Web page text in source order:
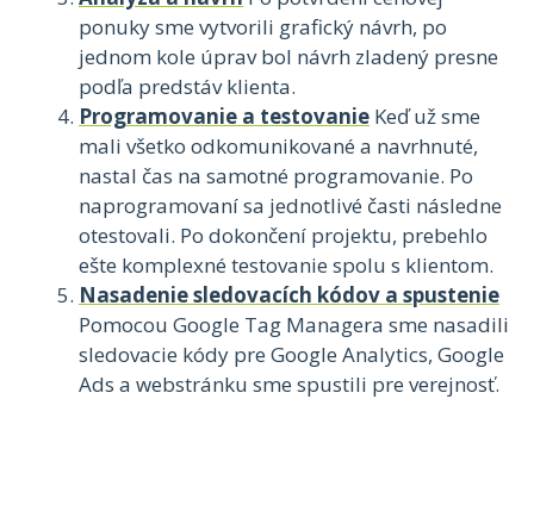
ponuky sme vytvorili grafický návrh, po
jednom kole úprav bol návrh zladený presne
podľa predstáv klienta.
Programovanie a testovanie Keď už sme
mali všetko odkomunikované a navrhnuté,
nastal čas na samotné programovanie. Po
naprogramovaní sa jednotlivé časti následne
otestovali. Po dokončení projektu, prebehlo
ešte komplexné testovanie spolu s klientom.
Nasadenie sledovacích kódov a spustenie
Pomocou Google Tag Managera sme nasadili
sledovacie kódy pre Google Analytics, Google
Ads a webstránku sme spustili pre verejnosť.